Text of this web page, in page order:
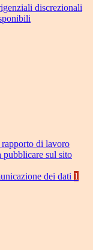
discrezionali
di lavoro
pubblicare sul sito
dei dati 1